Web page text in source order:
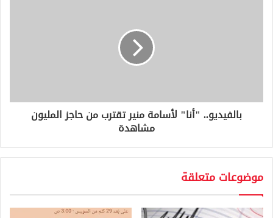
بالفيديو.. "أنا" لأسامة منير تقترب من حاجز المليون
مشاهدة
موضوعات متعلقة